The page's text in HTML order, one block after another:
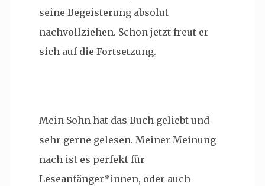
seine Begeisterung absolut
nachvollziehen. Schon jetzt freut er
sich auf die Fortsetzung.
Mein Sohn hat das Buch geliebt und
sehr gerne gelesen. Meiner Meinung
nach ist es perfekt für
Leseanfänger*innen, oder auch